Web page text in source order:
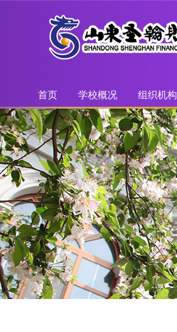
首页 学校概况 组织机构